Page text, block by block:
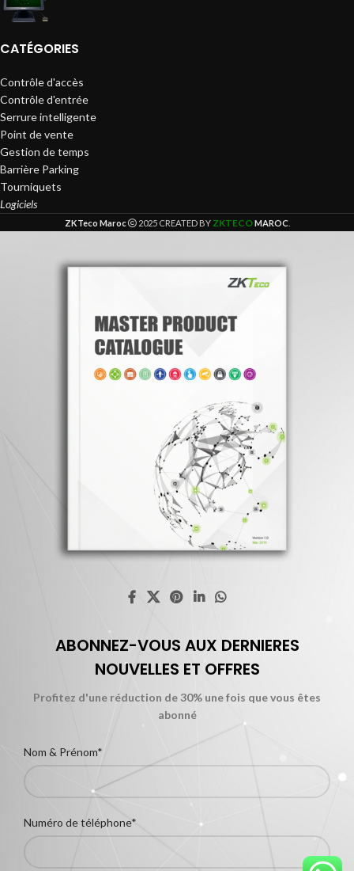
CATÉGORIES
Contrôle d'accès
Contrôle d'entrée
Serrure intelligente
Point de vente
Gestion de temps
Barrière Parking
Tourniquets
Logiciels
ZKTeco Maroc 2025 CREATED BY ZKTECOMAROC.
ABONNEZ-VOUS AUX DERNIERES
NOUVELLES ET OFFRES
Profitez d'une réduction de 30% une fois que vous êtes
abonné
Nom & Prénom*
Numéro de téléphone*